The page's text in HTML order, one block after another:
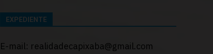
EXPEDIENTE
E-mail: realidadecapixaba@gmail.com